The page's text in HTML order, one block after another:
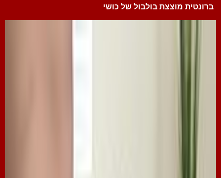
ברונטית מוצצת בולבול של כושי